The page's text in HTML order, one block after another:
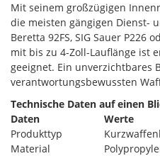
Mit seinem großzügigen
die meisten gängigen Dienst-
Beretta 92FS, SIG Sauer P226
mit bis zu 4-Zoll-Lauflänge ist
geeignet. Ein unverzichtbares
verantwortungsbewussten
Technische Daten auf einen
Daten
Werte
Produkttyp
Material